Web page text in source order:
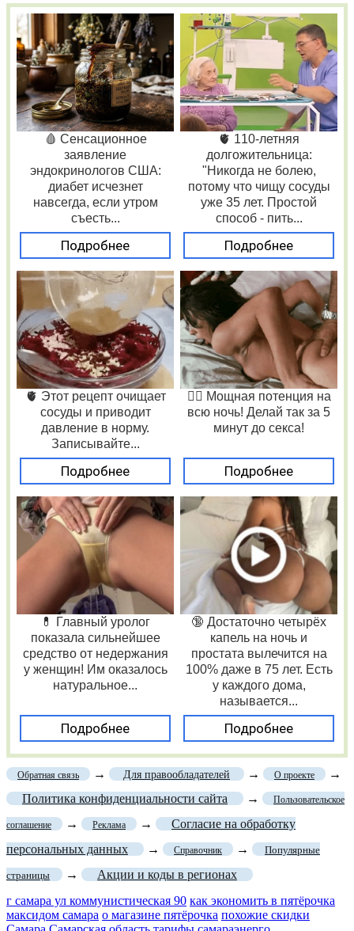
🩸 Сенсационное
заявление
эндокринологов США:
диабет исчезнет
навсегда, если утром
съесть...
Подробнее
🫀 110-летняя
долгожительница:
"Никогда не болею,
потому что чищу сосуды
уже 35 лет. Простой
способ - пить...
Подробнее
🫀 Этот рецепт очищает
сосуды и приводит
давление в норму.
Записывайте...
Подробнее
❤️‍🔥 Мощная потенция на
всю ночь! Делай так за 5
минут до секса!
Подробнее
💊 Главный уролог
показала сильнейшее
средство от недержания
у женщин! Им оказалось
натуральное...
Подробнее
🔞 Достаточно четырёх
капель на ночь и
простата вылечится на
100% даже в 75 лет. Есть
у каждого дома,
называется...
Подробнее
Обратная связь → Для правообладателей → О проекте
→
Политика конфиденциальности сайта
→ Пользовательское
соглашение → Реклама →
Согласие на обработку
персональных данных
→ Справочник → Популярные
страницы →
Акции и коды в регионах
г самара ул коммунистическая 90 как экономить в пятёрочка
максидом самара о магазине пятёрочка похожие скидки